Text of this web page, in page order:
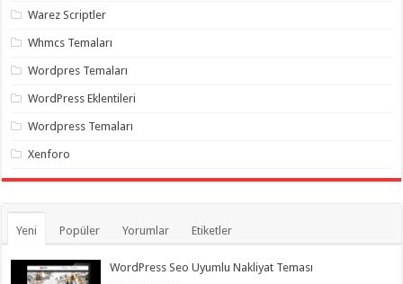
takipçi
instagram
hilesi ,
Warez Scriptler
Whmcs Temaları
Wordpres Temaları
WordPress Eklentileri
Wordpress Temaları
Xenforo
Yeni Popüler Yorumlar Etiketler
WordPress Seo Uyumlu Nakliyat Teması